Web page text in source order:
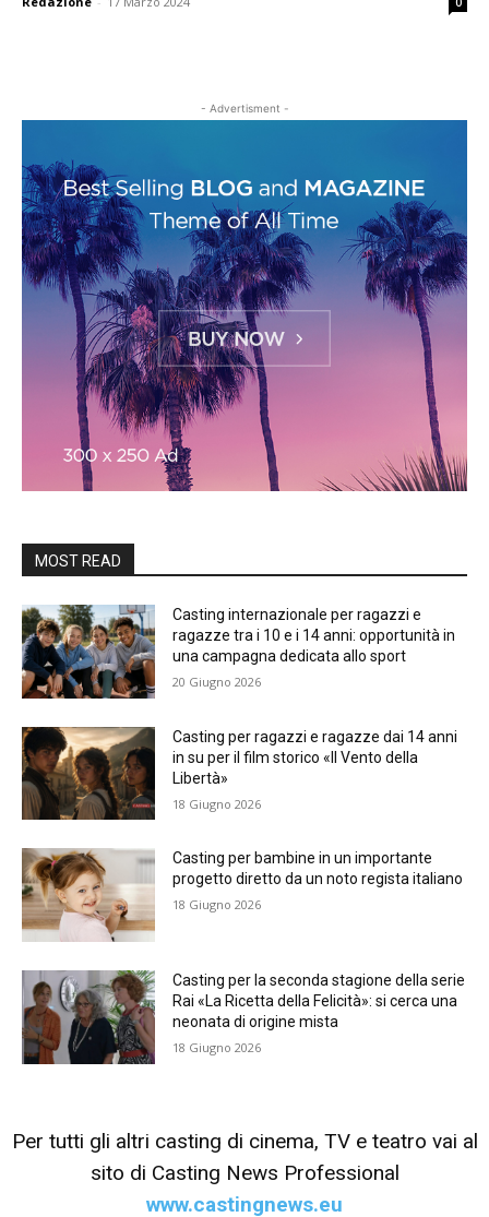
- Advertisment -
MOST READ
Casting internazionale per ragazzi e
ragazze tra i 10 e i 14 anni: opportunità in
una campagna dedicata allo sport
20 Giugno 2026
Casting per ragazzi e ragazze dai 14 anni
in su per il film storico «Il Vento della
Libertà»
18 Giugno 2026
Casting per bambine in un importante
progetto diretto da un noto regista italiano
18 Giugno 2026
Casting per la seconda stagione della serie
Rai «La Ricetta della Felicità»: si cerca una
neonata di origine mista
18 Giugno 2026
Per tutti gli altri casting di cinema, TV e teatro vai al
sito di Casting News Professional
www.castingnews.eu